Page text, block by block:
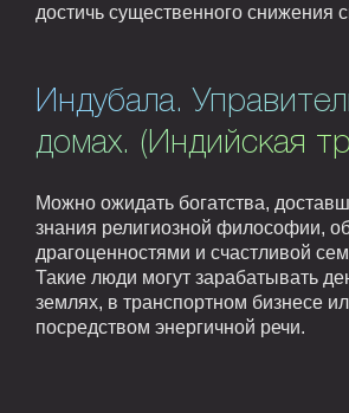
достичь существенного снижения
Индубала.
домах. (Индийская
Можно ожидать богатства,
знания религиозной философии,
драгоценностями и счастливой
Такие люди могут зарабатывать
землях, в транспортном бизнесе
посредством энергичной речи.